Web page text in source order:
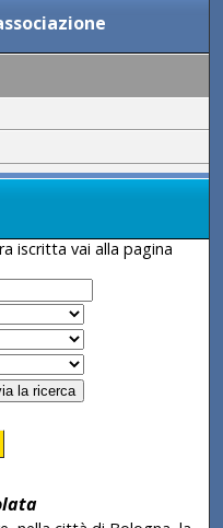
iscritta vai alla pagina